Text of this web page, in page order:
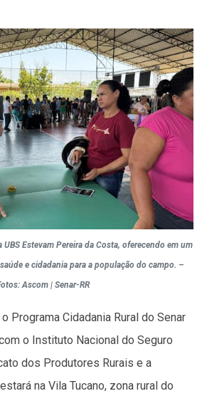
Estevam Pereira da Costa, oferecendo em um
e cidadania para a população do campo. –
Ascom | Senar-RR
Programa Cidadania Rural do Senar
o Instituto Nacional do Seguro
dos Produtores Rurais e a
na Vila Tucano, zona rural do